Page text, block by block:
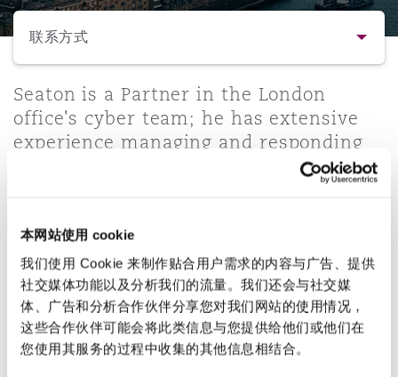
本网站使用 cookie
我们使用 Cookie 来制作贴合用户需求的内容与广告、提供
社交媒体功能以及分析我们的流量。我们还会与社交媒
体、广告和分析合作伙伴分享您对我们网站的使用情况，
这些合作伙伴可能会将此类信息与您提供给他们或他们在
您使用其服务的过程中收集的其他信息相结合。
Insurance Coverage
Non-Contentious
Regulatory
技术、外包与数据
Financial Institutions,
Officers
Insurance Coverage
管法规与调查
Safety, Security, Health &
尔本
德里 – 联营办公室
海
加坡
萨斯城
斯维加斯
阿密
特利尔
塞尔多夫
丁堡
尔福德
堡
联系方式
联系方式
简介与经验
Seaton is a Partner in the London
office's cyber team; he has extensive
experience managing and responding
to data breaches and the consequent
直线
+44 (0) 20 7876 5561
+44 (0) 78 8017 2496
Seaton.Gordon@clydeco.com